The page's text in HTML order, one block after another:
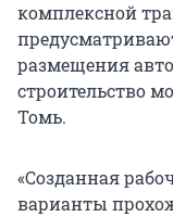
комплексной
размещения
строительство
Томь.
«Созданная
варианты